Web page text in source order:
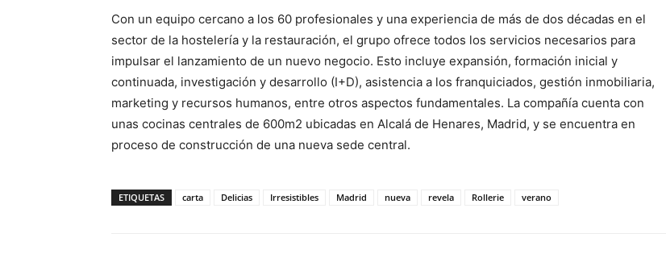
Con un equipo cercano a los 60 profesionales y una experiencia de más de dos décadas en el
sector de la hostelería y la restauración, el grupo ofrece todos los servicios necesarios para
impulsar el lanzamiento de un nuevo negocio. Esto incluye expansión, formación inicial y
continuada, investigación y desarrollo (I+D), asistencia a los franquiciados, gestión inmobiliaria,
marketing y recursos humanos, entre otros aspectos fundamentales. La compañía cuenta con
unas cocinas centrales de 600m2 ubicadas en Alcalá de Henares, Madrid, y se encuentra en
proceso de construcción de una nueva sede central.
ETIQUETAS carta Delicias Irresistibles Madrid nueva revela Rollerie verano